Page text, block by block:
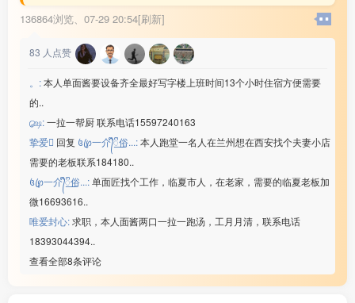
136864浏览、 07-29 20:54[刷新]
83 人点赞
。:本人单面酱要设备齐全最好写字楼上班时间13个小时住宿方便需要
的..
௸:一拉一帮厨 联系电话15597240163
挚爱 回复 ꧔ꦿ℘一介᭄ᩚ꯭ᩚ俗...:本人跑堂一名人在兰州想在西安找个夫妻小店
需要的老板联系184180..
꧔ꦿ℘一介᭄ᩚ꯭ᩚ俗...:单面匠找个工作，临夏市人，在老家，需要的临夏老板加
微16693616..
唯爱封心:求职，本人面酱两口一拉一跑汤，工月月清，联系电话
18393044394..
查看全部8条评论